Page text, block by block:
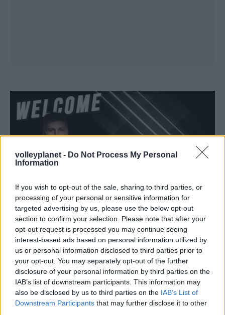
volleyplanet - Do Not Process My Personal
Information
If you wish to opt-out of the sale, sharing to third parties, or
processing of your personal or sensitive information for
targeted advertising by us, please use the below opt-out
section to confirm your selection. Please note that after your
opt-out request is processed you may continue seeing
interest-based ads based on personal information utilized by
us or personal information disclosed to third parties prior to
your opt-out. You may separately opt-out of the further
disclosure of your personal information by third parties on the
IAB’s list of downstream participants. This information may
also be disclosed by us to third parties on the IAB’s List of
Downstream Participants that may further disclose it to other
Α1 ΑΝΔΡΩΝ 30/07/2020
Θηρίο εκ της Βαλτικής στον ΠΑΟΚ
Παίκτης του ΠΑΟΚ ειναι και επισημα ο 27χρονος διεθνής
Εσθονός κεντρικός Αντρί Άγκανιτς. Ο Δικέφαλος του
Βορρά ανακοίνωσε την απόκτηση του θηριώδη κεντρικού
που δηλώνει έτοιμος για πρωταθλητισμό....